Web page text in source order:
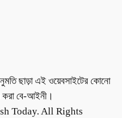
ছাড়া এই ওয়েবসাইটের কোনো
করা বে-আইনী।
Today. All Rights